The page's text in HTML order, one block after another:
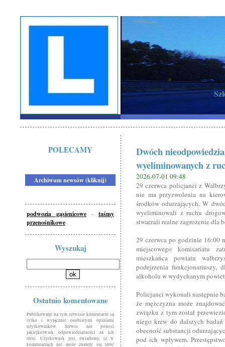
POLECAMY
Archiwum newsów (kliknij)
podwozia gąsienicowe - taśmy
przenośnikowe
Wyszukaj
Ostatnio komentowane
Publikowane na tym serwisie komentarze są
tylko i wyłącznie osobistymi opiniami
użytkowników. Serwis nie ponosi
jakiejkolwiek odpowiedzialności za ich
treść. Użytkownik jest świadomy, iż w
komentarzach nie może znaleźć się treść
Dwóch
wyeliminowanych z
2026-07-01 09:48
29 czerwca policjanci z
nie ma przyzwolenia na
środków odurzających. W
wyeliminowali z ruchu
stwarzali realne zagrożenie dla
29 czerwca po godzinie 16:00
miejscowego komisariatu
mieszkańca powiatu
podejrzenia funkcjonariuszy,
alkoholu w wydychanym
Policjanci wykonali następnie
że mężczyzna może
związku z tym został
niego krew do dalszych
obecność substancji
pod ich wpływem.